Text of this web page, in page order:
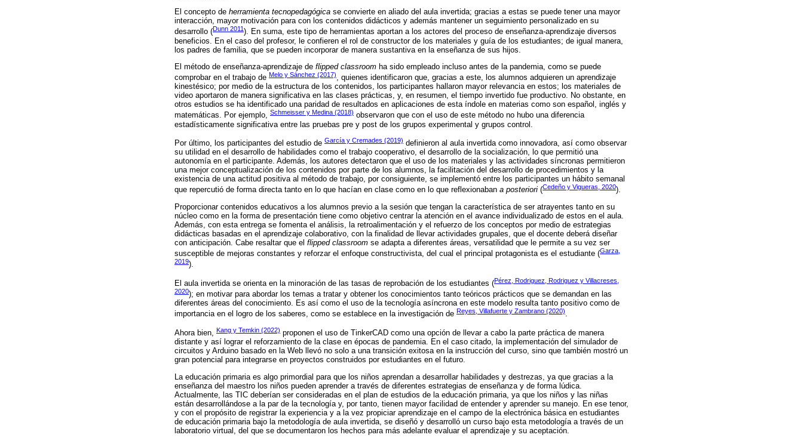
El concepto de herramienta tecnopedagógica se convierte en aliado del aula invertida; gracias a estas se puede tener una mayor
interacción, mayor motivación para con los contenidos didácticos y además mantener un seguimiento personalizado en su
desarrollo (Dunn 2011). En suma, este tipo de herramientas aportan a los actores del proceso de enseñanza-aprendizaje diversos
beneficios. En el caso del profesor, le confieren el rol de constructor de los materiales y guía de los estudiantes; de igual manera,
los padres de familia, que se pueden incorporar de manera sustantiva en la enseñanza de sus hijos.
El método de enseñanza-aprendizaje de flipped classroom ha sido empleado incluso antes de la pandemia, como se puede
comprobar en el trabajo de Melo y Sánchez (2017), quienes identificaron que, gracias a este, los alumnos adquieren un aprendizaje
kinestésico; por medio de la estructura de los contenidos, los participantes hallaron mayor relevancia en estos; los materiales de
video aportaron de manera significativa en las clases prácticas, y, en resumen, el tiempo invertido fue productivo. No obstante, en
otros estudios se ha identificado una paridad de resultados en aplicaciones de esta índole en materias como son español, inglés y
matemáticas. Por ejemplo, Schmeisser y Medina (2018) observaron que con el uso de este método no hubo una diferencia
estadísticamente significativa entre las pruebas pre y post de los grupos experimental y grupos control.
Por último, los participantes del estudio de García y Cremades (2019) definieron al aula invertida como innovadora, así como observar
su utilidad en el desarrollo de habilidades como el trabajo cooperativo, el desarrollo de la socialización, lo que permitió una
autonomía en el participante. Además, los autores detectaron que el uso de los materiales y las actividades síncronas permitieron
una mejor conceptualización de los contenidos por parte de los alumnos, la facilitación del desarrollo de procedimientos y la
existencia de una actitud positiva al método de trabajo, por consiguiente, se implementó entre los participantes un hábito semanal
que repercutió de forma directa tanto en lo que hacían en clase como en lo que reflexionaban a posteriori (Cedeño y Vigueras, 2020).
Proporcionar contenidos educativos a los alumnos previo a la sesión que tengan la característica de ser atrayentes tanto en su
núcleo como en la forma de presentación tiene como objetivo centrar la atención en el avance individualizado de estos en el aula.
Además, con esta entrega se fomenta el análisis, la retroalimentación y el refuerzo de los conceptos por medio de estrategias
didácticas basadas en el aprendizaje colaborativo, con la finalidad de llevar actividades grupales, que el docente deberá diseñar
con anticipación. Cabe resaltar que el flipped classroom se adapta a diferentes áreas, versatilidad que le permite a su vez ser
susceptible de mejoras constantes y reforzar el enfoque constructivista, del cual el principal protagonista es el estudiante (Garza,
2019).
El aula invertida se orienta en la minoración de las tasas de reprobación de los estudiantes (Pérez, Rodriguez, Rodriguez y Villacreses,
2020); en motivar para abordar los temas a tratar y obtener los conocimientos tanto teóricos prácticos que se demandan en las
diferentes áreas del conocimiento. Es así como el uso de la tecnología asíncrona en este modelo resulta tanto positivo como de
importancia en el logro de los saberes, como se establece en la investigación de Reyes, Villafuerte y Zambrano (2020).
Ahora bien, Kang y Temkin (2022) proponen el uso de TinkerCAD como una opción de llevar a cabo la parte práctica de manera
distante y así lograr el reforzamiento de la clase en épocas de pandemia. En el caso citado, la implementación del simulador de
circuitos y Arduino basado en la Web llevó no solo a una transición exitosa en la instrucción del curso, sino que también mostró un
gran potencial para integrarse en proyectos construidos por estudiantes en el futuro.
La educación primaria es algo primordial para que los niños aprendan a desarrollar habilidades y destrezas, ya que gracias a la
enseñanza del maestro los niños pueden aprender a través de diferentes estrategias de enseñanza y de forma lúdica.
Actualmente, las TIC deberían ser consideradas en el plan de estudios de la educación primaria, ya que los niños y las niñas
están desarrollándose a la par de la tecnología y, por tanto, tienen mayor facilidad de entender y aprender su manejo. En ese tenor,
y con el propósito de registrar la experiencia y a la vez propiciar aprendizaje en el campo de la electrónica básica en estudiantes
de educación primaria bajo la metodología de aula invertida, se diseñó y desarrolló un curso bajo esta metodología a través de un
laboratorio virtual, del que se documentaron los hechos para más adelante evaluar el aprendizaje y su aceptación.